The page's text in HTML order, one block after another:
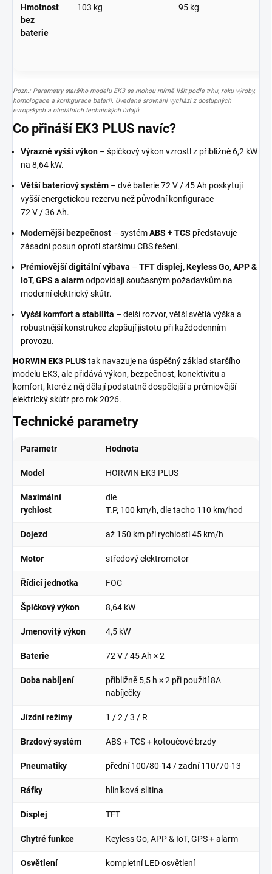
Hmotnost
bez
baterie
103 kg 95 kg
Pozn.: Parametry staršího modelu EK3 se mohou mírně lišit podle trhu, roku výroby,
homologace a konfigurace baterií. Uvedené srovnání vychází z dostupných
evropských a oficiálních technických údajů.
Co přináší EK3 PLUS navíc?
Výrazně vyšší výkon– špičkový výkon vzrostl z přibližně 6,2 kW
na 8,64 kW.
Větší bateriový systém– dvě baterie72 V / 45 Ah poskytují
vyšší energetickou rezervu než původní konfigurace
72 V / 36 Ah.
Modernější bezpečnost– systémABS + TCS představuje
zásadní posun oproti staršímu CBS řešení.
Prémiovější digitální výbava – TFT displej, Keyless Go, APP &
IoT, GPS a alarmodpovídají současným požadavkům na
moderní elektrický skútr.
Vyšší komfort a stabilita – delší rozvor, větší světlá výška a
robustnější konstrukce zlepšují jistotu při každodenním
provozu.
HORWIN EK3 PLUS tak navazuje na úspěšný základ staršího
modelu EK3, ale přidává výkon, bezpečnost, konektivitu a
komfort, které z něj dělají podstatně dospělejší a prémiovější
elektrický skútr pro rok 2026.
Technické parametry
Parametr Hodnota
Model HORWIN EK3 PLUS
Maximální
rychlost
dle
T.P, 100 km/h, dle tacho 110 km/hod
Dojezd až 150 kmpři rychlosti45 km/h
Motor středový elektromotor
Řídicí jednotka FOC
Špičkový výkon 8,64 kW
Jmenovitý výkon 4,5 kW
Baterie 72 V / 45 Ah × 2
Doba nabíjení přibližně 5,5 h × 2 při použití 8A
nabíječky
Jízdní režimy 1 / 2 / 3 / R
Brzdový systém ABS + TCS + kotoučové brzdy
Pneumatiky přední100/80-14/ zadní110/70-13
Ráfky hliníková slitina
Displej TFT
Chytré funkce Keyless Go, APP & IoT, GPS + alarm
Osvětlení kompletní LED osvětlení